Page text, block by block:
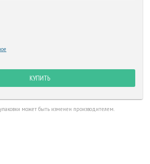
КУПИТЬ
может быть изменен производителем.